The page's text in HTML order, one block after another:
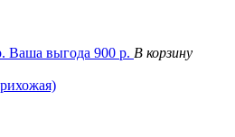
Ваша выгода 900 р. В корзину